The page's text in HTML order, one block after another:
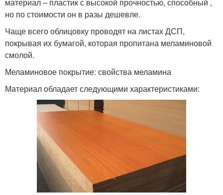
материал – пластик с высокой прочностью, способный ,
но по стоимости он в разы дешевле.
Чаще всего облицовку проводят на листах ДСП,
покрывая их бумагой, которая пропитана меламиновой
смолой.
Меламиновое покрытие: свойства меламина
Материал обладает следующими характеристиками: